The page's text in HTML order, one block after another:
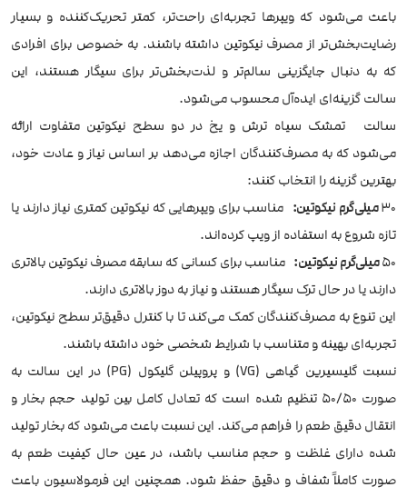
باعث می‌شود که ویپرها تجربه‌ای راحت‌تر، کمتر تحریک‌کننده و بسیار
رضایت‌بخش‌تر از مصرف نیکوتین داشته باشند. به خصوص برای افرادی
که به دنبال جایگزینی سالم‌تر و لذت‌بخش‌تر برای سیگار هستند، این
سالت گزینه‌ای ایده‌آل محسوب می‌شود.
سالت تمشک سیاه ترش و یخ در دو سطح نیکوتین متفاوت ارائه
می‌شود که به مصرف‌کنندگان اجازه می‌دهد بر اساس نیاز و عادت خود،
بهترین گزینه را انتخاب کنند:
30میلی‌گرم نیکوتین: مناسب برای ویپرهایی که نیکوتین کمتری نیاز دارند یا
تازه شروع به استفاده از ویپ کرده‌اند.
50میلی‌گرم نیکوتین: مناسب برای کسانی که سابقه مصرف نیکوتین بالاتری
دارند یا در حال ترک سیگار هستند و نیاز به دوز بالاتری دارند.
این تنوع به مصرف‌کنندگان کمک می‌کند تا با کنترل دقیق‌تر سطح نیکوتین،
تجربه‌ای بهینه و متناسب با شرایط شخصی خود داشته باشند.
نسبت گلیسیرین گیاهی (VG) و پروپیلن گلیکول (PG) در این سالت به
صورت ۵۰/۵۰ تنظیم شده است که تعادل کامل بین تولید حجم بخار و
انتقال دقیق طعم را فراهم می‌کند. این نسبت باعث می‌شود که بخار تولید
شده دارای غلظت و حجم مناسب باشد، در عین حال کیفیت طعم به
صورت کاملاً شفاف و دقیق حفظ شود. همچنین این فرمولاسیون باعث